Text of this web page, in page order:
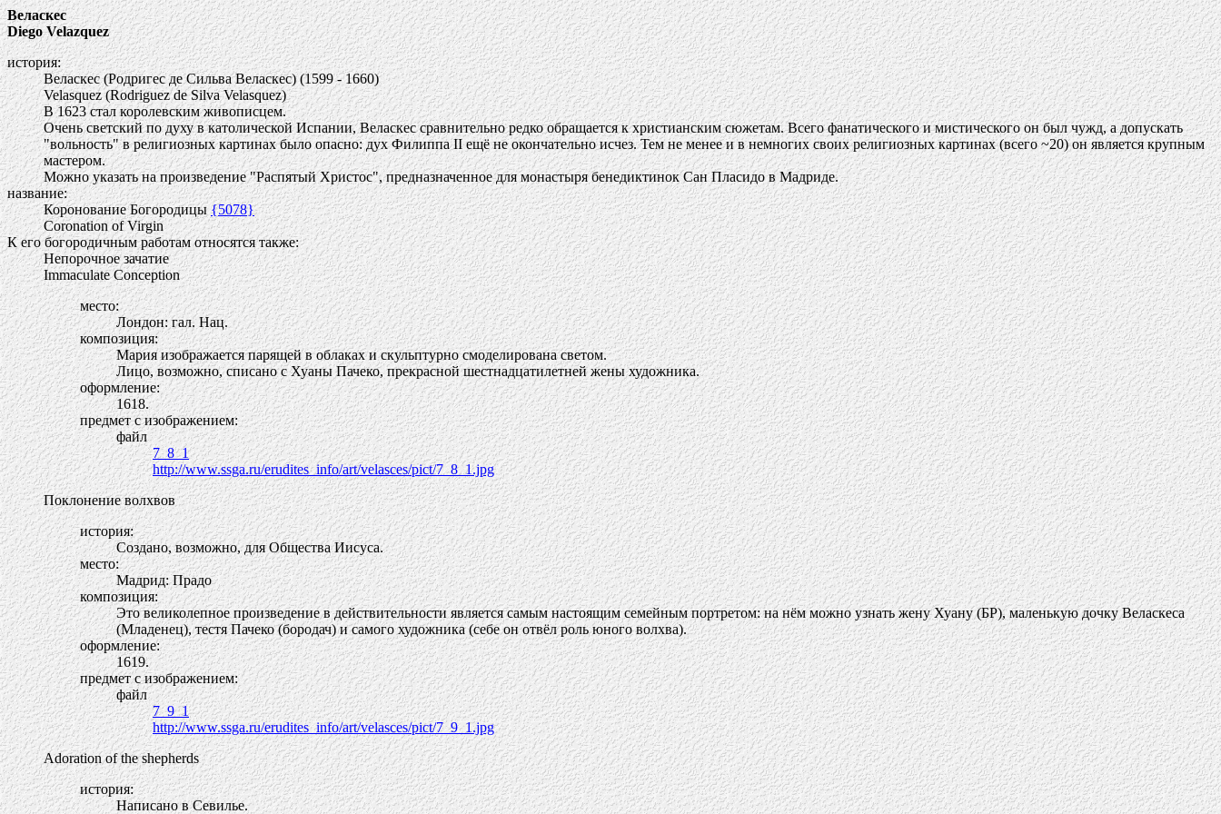
Веласкес
Diego Velazquez
история:
Веласкес (Родригес де Сильва Веласкес) (1599 - 1660)
Velasquez (Rodriguez de Silva Velasquez)
В 1623 стал королевским живописцем.
Очень светский по духу в католической Испании, Веласкес сравнительно редко обращается к христианским сюжетам. Всего фанатического и мистического он был чужд, а допускать
"вольность" в религиозных картинах было опасно: дух Филиппа II ещё не окончательно исчез. Тем не менее и в немногих своих религиозных картинах (всего ~20) он является крупным
мастером.
Можно указать на произведение "Распятый Христос", предназначенное для монастыря бенедиктинок Сан Пласидо в Мадриде.
название:
Коронование Богородицы {5078}
Coronation of Virgin
К его богородичным работам относятся также:
Непорочное зачатие
Immaculate Conception
место:
Лондон: гал. Нац.
композиция:
Мария изображается парящей в облаках и скульптурно смоделирована светом.
Лицо, возможно, списано с Хуаны Пачеко, прекрасной шестнадцатилетней жены художника.
оформление:
1618.
предмет с изображением:
файл
7_8_1
http://www.ssga.ru/erudites_info/art/velasces/pict/7_8_1.jpg
Поклонение волхвов
история:
Создано, возможно, для Общества Иисуса.
место:
Мадрид: Прадо
композиция:
Это великолепное произведение в действительности является самым настоящим семейным портретом: на нём можно узнать жену Хуану (БР), маленькую дочку Веласкеса
(Младенец), тестя Пачеко (бородач) и самого художника (себе он отвёл роль юного волхва).
оформление:
1619.
предмет с изображением:
файл
7_9_1
http://www.ssga.ru/erudites_info/art/velasces/pict/7_9_1.jpg
Adoration of the shepherds
история:
Написано в Севилье.